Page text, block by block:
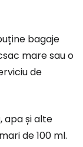
bagaje
mare sau o
de
apa și alte
de 100 ml.